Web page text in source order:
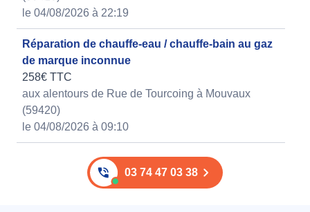
le 04/08/2026 à 22:19
Réparation de chauffe-eau / chauffe-bain au gaz
de marque inconnue
258€ TTC
aux alentours de Rue de Tourcoing à Mouvaux
(59420)
le 04/08/2026 à 09:10
03 74 47 03 38